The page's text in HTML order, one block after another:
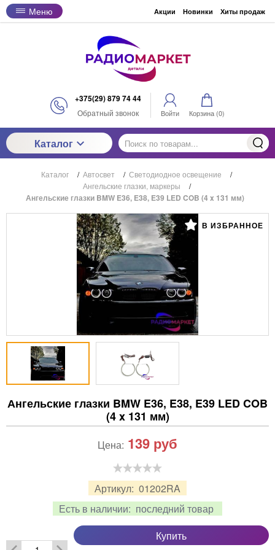
Меню Акции Новинки Хиты продаж
+375(29) 879 74 44
Обратный звонок Войти Корзина (0)
Каталог
Каталог / Автосвет / Светодиодное освещение
/
Ангельские глазки, маркеры
/
Ангельские глазки BMW E36, E38, E39 LED COB (4 x 131 мм)
В ИЗБРАННОЕ
Ангельские глазки BMW E36, E38, E39 LED COB
(4 x 131 мм)
Артикул: 01202RA
Есть в наличии: последний товар
Цена: 139 руб
Купить